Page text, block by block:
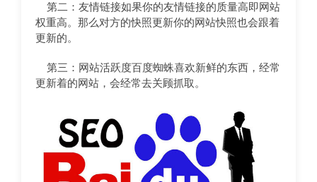
第二：友情链接如果你的友情链接的质量高即网站
权重高。那么对方的快照更新你的网站快照也会跟着
更新的。
第三：网站活跃度百度蜘蛛喜欢新鲜的东西，经常
更新着的网站，会经常去关顾抓取。